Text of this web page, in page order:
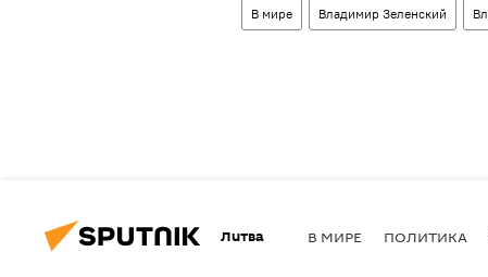
В мире Владимир Зеленский
Литва В МИРЕ ПОЛИТИКА